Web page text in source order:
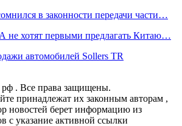
в законности передачи части…
не хотят первыми предлагать Китаю…
автомобилей Sollers TR
. Все права защищены.
принадлежат их законным авторам ,
новостей берет информацию из
с указание активной ссылки